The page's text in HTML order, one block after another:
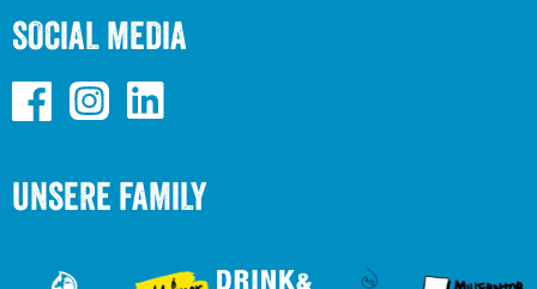
SOCIAL MEDIA
UNSERE FAMILY